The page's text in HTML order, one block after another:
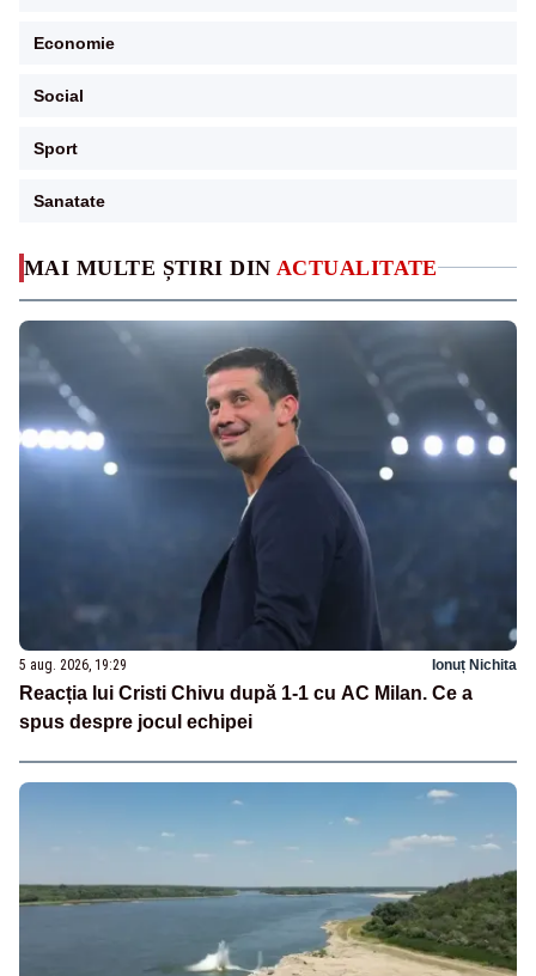
MAI MULTE ȘTIRI DIN ACTUALITATE
5 aug. 2026, 19:29 Ionuț Nichita
Reacția lui Cristi Chivu după 1-1 cu AC Milan. Ce a
spus despre jocul echipei
Economie
Social
Sport
Sanatate